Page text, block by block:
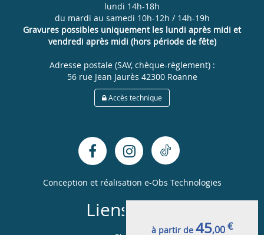
à partir de 45,00€
lundi 14h-18h
du mardi au samedi 10h-12h / 14h-19h
Gravures possibles uniquement les lundi après midi et
vendredi après midi (hors période de fête)
Adresse postale (SAV, chèque-règlement) :
56 rue Jean Jaurès 42300 Roanne
Accès technique
Conception et réalisation e-Obs Technologies
Liens utiles